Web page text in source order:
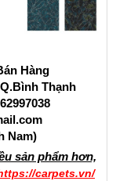
Hàng
Thạnh
Nam)
sản phẩm hơn,
carpets.vn/